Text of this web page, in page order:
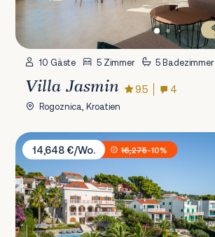
10 Gäste 5 Zimmer 5 Badezimmer
Villa Jasmin 9.5 4
Rogoznica, Kroatien
Sunset Villa Trogir
14,648 €/Wo.
16,275-10%